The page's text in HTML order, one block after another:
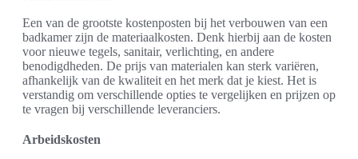
Een van de grootste kostenposten bij het verbouwen van een
badkamer zijn de materiaalkosten. Denk hierbij aan de kosten
voor nieuwe tegels, sanitair, verlichting, en andere
benodigdheden. De prijs van materialen kan sterk variëren,
afhankelijk van de kwaliteit en het merk dat je kiest. Het is
verstandig om verschillende opties te vergelijken en prijzen op
te vragen bij verschillende leveranciers.
Arbeidskosten